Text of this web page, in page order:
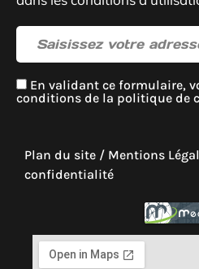
En validant ce formulaire,
conditions de la politique de
Plan du site / Mentions
confidentialité